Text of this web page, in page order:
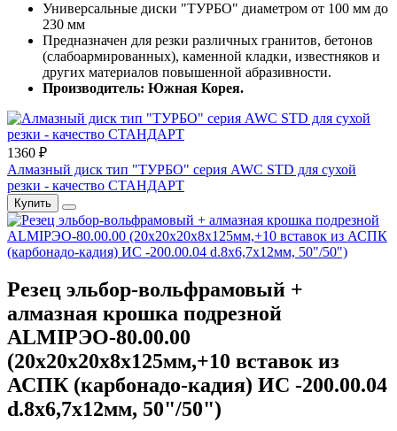
Универсальные диски "ТУРБО" диаметром от 100 мм до
230 мм
Предназначен для резки различных гранитов, бетонов
(слабоармированных), каменной кладки, известняков и
других материалов повышенной абразивности.
Производитель: Южная Корея.
1360 ₽
Алмазный диск тип "ТУРБО" серия AWC STD для сухой
резки - качество СТАНДАРТ
Купить
Резец эльбор-вольфрамовый +
алмазная крошка подрезной
ALMIРЭО-80.00.00
(20х20х20х8х125мм,+10 вставок из
АСПК (карбонадо-кадия) ИС -200.00.04
d.8х6,7х12мм, 50"/50")